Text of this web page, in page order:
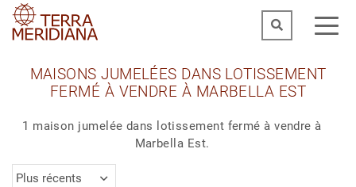
MAISONS JUMELÉES DANS LOTISSEMENT
FERMÉ À VENDRE À MARBELLA EST
1 maison jumelée dans lotissement fermé à vendre à
Marbella Est.
Plus récents